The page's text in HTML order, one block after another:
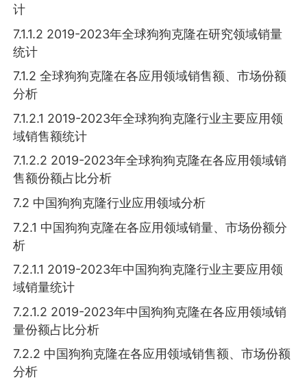
计
7.1.1.2 2019-2023年全球狗狗克隆在研究领域销量
统计
7.1.2 全球狗狗克隆在各应用领域销售额、市场份额
分析
7.1.2.1 2019-2023年全球狗狗克隆行业主要应用领
域销售额统计
7.1.2.2 2019-2023年全球狗狗克隆在各应用领域销
售额份额占比分析
7.2 中国狗狗克隆行业应用领域分析
7.2.1 中国狗狗克隆在各应用领域销量、市场份额分
析
7.2.1.1 2019-2023年中国狗狗克隆行业主要应用领
域销量统计
7.2.1.2 2019-2023年中国狗狗克隆在各应用领域销
量份额占比分析
7.2.2 中国狗狗克隆在各应用领域销售额、市场份额
分析